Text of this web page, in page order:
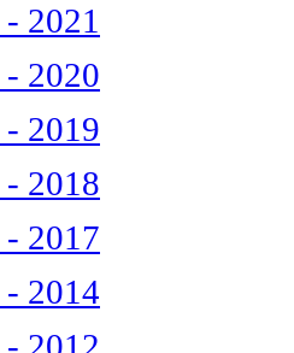
2021
2020
2019
2018
2017
2014